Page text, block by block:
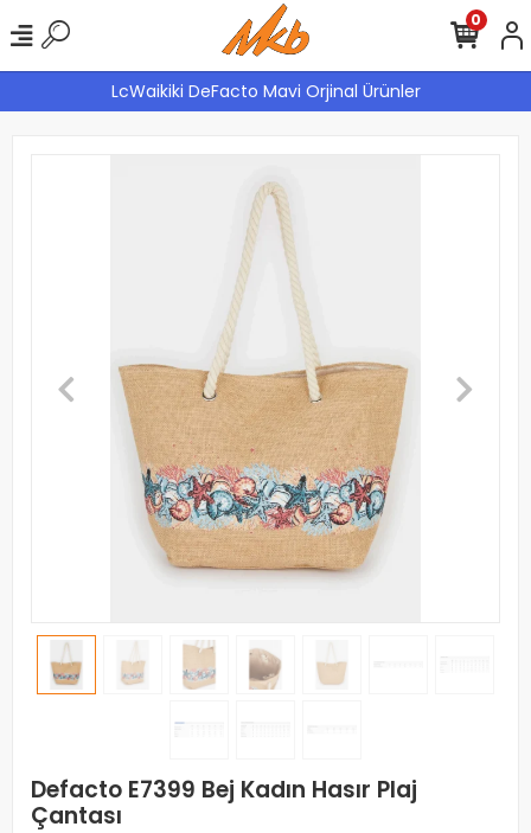
LcWaikiki DeFacto Mavi Orjinal Ürünler
0
Defacto E7399 Bej Kadın Hasır Plaj
Çantası